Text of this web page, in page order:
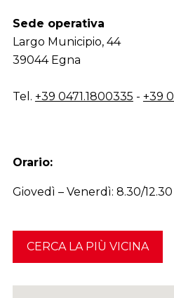
Sede operativa
Largo Municipio, 44
39044 Egna
Tel. +39 0471.1800335 - +39
Orario:
Giovedì – Venerdì: 8.30/12.30
CERCA LA PIÙ VICINA